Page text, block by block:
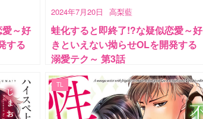
～好
する
2024年7月20日 高梨藍
蛙化すると即終了!?な疑似恋愛～好
きといえない拗らせOLを開発する
溺愛テク～ 第3話
TL